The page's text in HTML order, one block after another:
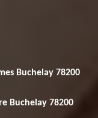
Buchelay 78200
Buchelay 78200